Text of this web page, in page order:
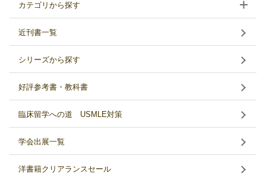
カテゴリから探す
近刊書一覧
シリーズから探す
好評参考書・教科書
臨床留学への道 USMLE対策
学会出展一覧
洋書籍クリアランスセール